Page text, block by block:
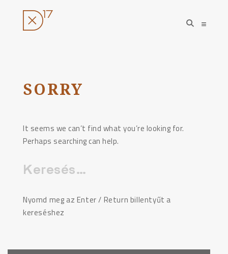
tartalomhoz
open
search
open
SORRY
It seems we can’t find what you’re looking for.
Perhaps searching can help.
Keresés:
Nyomd meg az Enter / Return billentyűt a
kereséshez